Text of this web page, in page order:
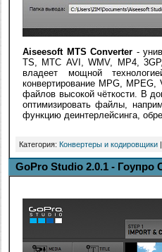
Aiseesoft MTS Converter -
TS, МТС AVI, WMV, MP4,
владеет мощной
конвертирование MPG,
файлов высокой чёткости. В
оптимизировать файлы,
функцию деинтерлейсинга,
Категория: Конвертеры и кодировщики
GoPro Studio 2.0.1 - Гоупро